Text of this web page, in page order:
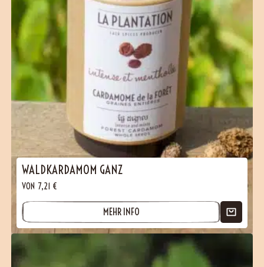
WALDKARDAMOM GANZ
VON 7,21 €
MEHR INFO